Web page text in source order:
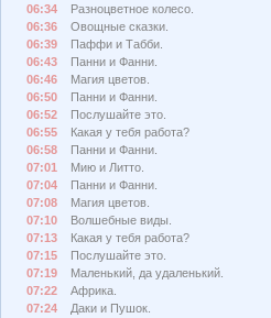
06:34
Разноцветное колесо.
06:36
Овощные сказки.
06:39
Паффи и Табби.
06:43
Панни и Фанни.
06:46
Магия цветов.
06:50
Панни и Фанни.
06:52
Послушайте это.
06:55
Какая у тебя работа?
06:58
Панни и Фанни.
07:01
Мию и Литто.
07:04
Панни и Фанни.
07:08
Магия цветов.
07:10
Волшебные виды.
07:13
Какая у тебя работа?
07:15
Послушайте это.
07:19
Маленький, да удаленький.
07:22
Африка.
07:24
Даки и Пушок.